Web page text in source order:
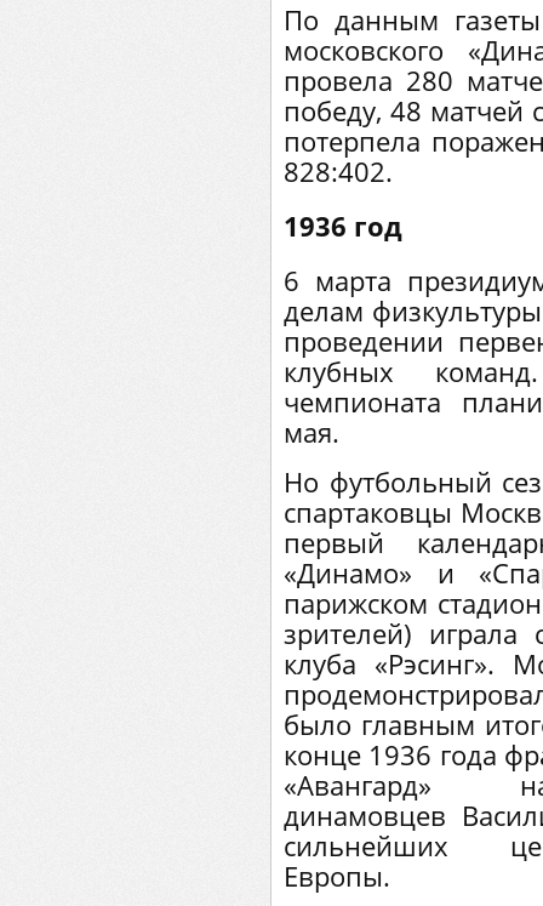
По данным
московского
провела 280
победу, 48 матчей
потерпела
828:402.
1936 год
6 марта
делам
проведении
клубных
чемпионата
мая.
Но футбольный
спартаковцы
первый
«Динамо» и
парижском
зрителей) играла
клуба «Рэсинг».
было главным
конце 1936 года
«Авангард»
динамовцев
сильнейших
Европы.